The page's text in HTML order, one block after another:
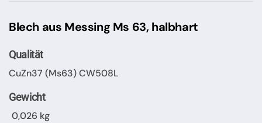
Blech aus Messing Ms 63, halbhart
Qualität
CuZn37 (Ms63) CW508L
Gewicht
0,026 kg